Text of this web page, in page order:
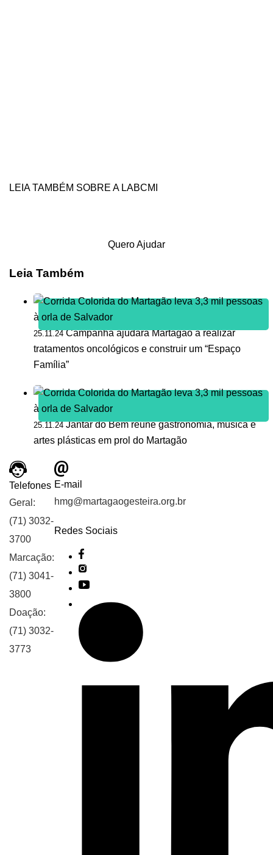
LEIA TAMBÉM SOBRE A LABCMI
Quero Ajudar
Leia Também
25.11.24 Campanha ajudará Martagão a realizar
tratamentos oncológicos e construir um “Espaço
Família”
25.11.24 Jantar do Bem reúne gastronomia, música e
artes plásticas em prol do Martagão
Telefones
Geral:
(71) 3032-
3700
Marcação:
(71) 3041-
3800
Doação:
(71) 3032-
3773
E-mail
hmg@martagaogesteira.org.br
Redes Sociais